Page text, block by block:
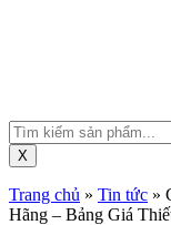
X
Trang chủ » Tin tức »
Hãng – Bảng Giá